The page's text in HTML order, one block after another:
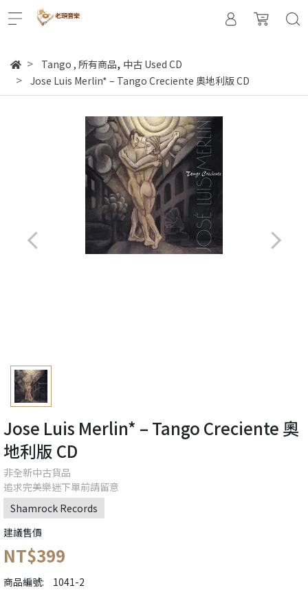
Tango , 所有商品, 中古 Used CD
Jose Luis Merlin* – Tango Creciente 奧地利版 CD
Jose Luis Merlin* – Tango Creciente 奧
地利版 CD
非全新中古貨品
追求完美樂迷下單前請留意
Shamrock Records
建議售價
NT$399
商品編號: 1041-2